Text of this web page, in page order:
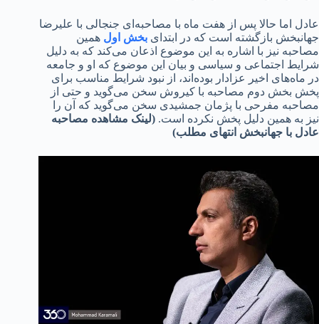
عادل اما حالا پس از هفت ماه با مصاحبه‌ای جنجالی با علیرضا
جهانبخش بازگشته است که در ابتدای بخش اول همین
مصاحبه نیز با اشاره به این موضوع اذعان می‌کند که به دلیل
شرایط اجتماعی و سیاسی و بیان این موضوع که او و جامعه
در ماه‌های اخیر عزادار بوده‌اند، از نبود شرایط مناسب برای
پخش بخش دوم مصاحبه با کیروش سخن می‌گوید و حتی از
مصاحبه مفرحی با پژمان جمشیدی سخن می‌گوید که آن را
نیز به همین دلیل پخش نکرده است. (لینک مشاهده مصاحبه
عادل با جهانبخش انتهای مطلب)